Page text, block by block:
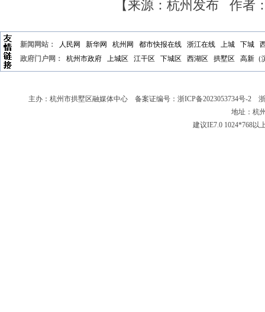
【来源：杭州发布 作者
新闻网站： 人民网 新华网 杭州网 都市快报在线 浙江在线 上城 下城
政府门户网：
杭州市政府 上城区 江干区 下城区 西湖区 拱墅区 高新（
主办：杭州市拱墅区融媒体中心 备案证编号： 浙ICP备2023053734号-2 浙
地址：杭
建议IE7.0 1024*768